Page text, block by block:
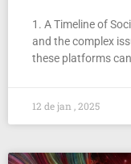
1. A Timeline of
and the complex
these platforms
12 de jan , 2025